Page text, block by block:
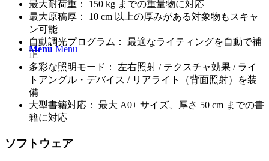
Menu Menu
最大耐荷重： 150 kg までの重量物に対応
最大原稿厚： 10 cm 以上の厚みがある対象物もスキャ
ン可能
自動調光プログラム： 最適なライティングを自動で補
正
多彩な照明モード： 左右照射 / テクスチャ効果 / ライ
トアングル・デバイス / リアライト（背面照射）を装
備
大型書籍対応： 最大 A0+ サイズ、厚さ 50 cm までの書
籍に対応
ソフトウェア